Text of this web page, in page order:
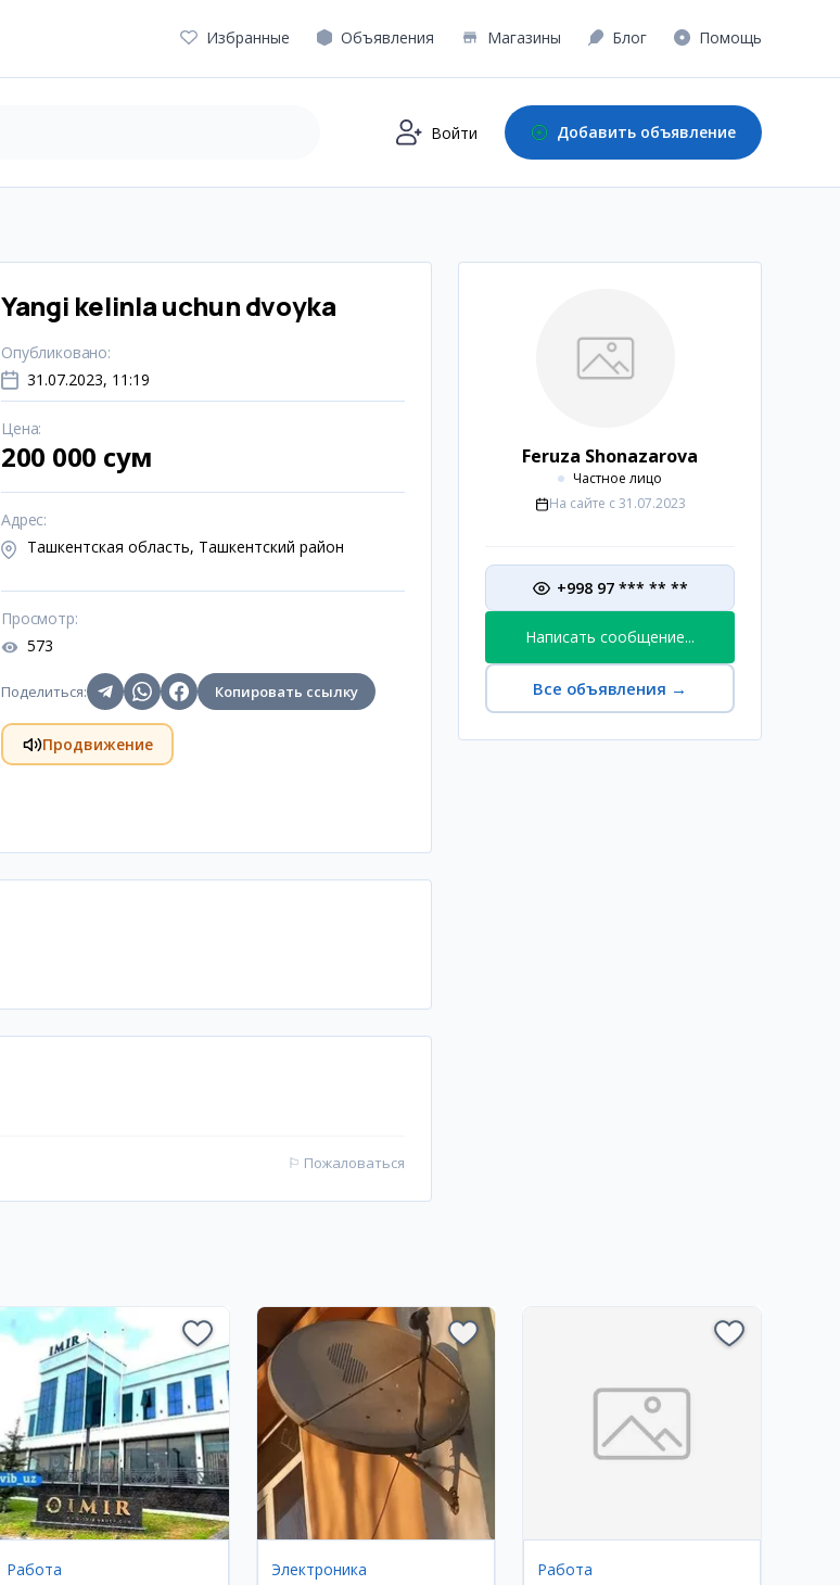
Избранные Объявления Магазины Блог Помощь
Войти Добавить объявление
Yangi kelinla uchun dvoyka
Опубликовано:
31.07.2023, 11:19
Цена:
200 000 сум
Адрес:
Ташкентская область, Ташкентский район
Просмотр:
573
Поделиться: Копировать ссылку
Продвижение
⚐ Пожаловаться
Feruza Shonazarova
Частное лицо
На сайте с 31.07.2023
+998 97 *** ** **
Написать сообщение...
Все объявления →
Работа Электроника Работа